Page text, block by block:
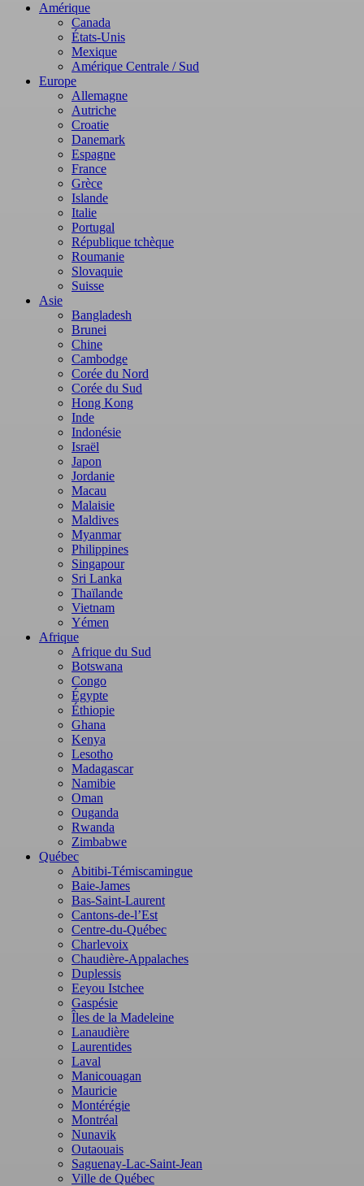
Amérique
Canada
États-Unis
Mexique
Amérique Centrale / Sud
Europe
Allemagne
Autriche
Croatie
Danemark
Espagne
France
Grèce
Islande
Italie
Portugal
République tchèque
Roumanie
Slovaquie
Suisse
Asie
Bangladesh
Brunei
Chine
Cambodge
Corée du Nord
Corée du Sud
Hong Kong
Inde
Indonésie
Israël
Japon
Jordanie
Macau
Malaisie
Maldives
Myanmar
Philippines
Singapour
Sri Lanka
Thaïlande
Vietnam
Yémen
Afrique
Afrique du Sud
Botswana
Congo
Égypte
Éthiopie
Ghana
Kenya
Lesotho
Madagascar
Namibie
Oman
Ouganda
Rwanda
Zimbabwe
Québec
Abitibi-Témiscamingue
Baie-James
Bas-Saint-Laurent
Cantons-de-l’Est
Centre-du-Québec
Charlevoix
Chaudière-Appalaches
Duplessis
Eeyou Istchee
Gaspésie
Îles de la Madeleine
Lanaudière
Laurentides
Laval
Manicouagan
Mauricie
Montérégie
Montréal
Nunavik
Outaouais
Saguenay-Lac-Saint-Jean
Ville de Québec